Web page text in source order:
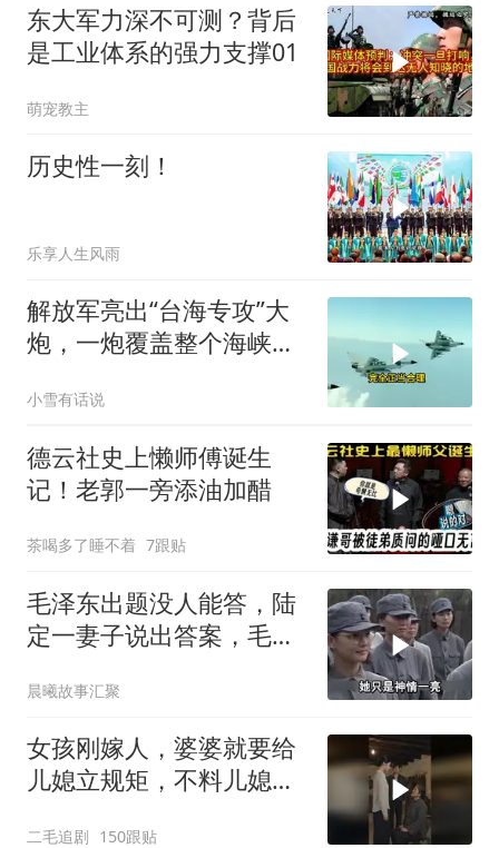
东大军力深不可测？背后
是工业体系的强力支撑01
萌宠教主
历史性一刻！
乐享人生风雨
解放军亮出“台海专攻”大
炮，一炮覆盖整个海峡，
小雪有话说
德云社史上懒师傅诞生
记！老郭一旁添油加醋
茶喝多了睡不着 7跟贴
毛泽东出题没人能答，陆
定一妻子说出答案，毛主
晨曦故事汇聚
女孩刚嫁人，婆婆就要给
儿媳立规矩，不料儿媳不
二毛追剧 150跟贴